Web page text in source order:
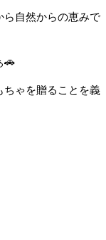
ら自然からの恵みで
🚗
ゃを贈ることを義